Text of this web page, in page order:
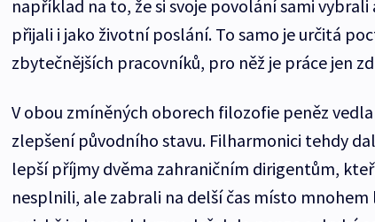
například na to, že si svoje povolání sami
přijali i jako životní poslání. To samo je určitá
zbytečnějších pracovníků, pro něž je práce jen
V obou zmíněných oborech filozofie peněz
zlepšení původního stavu. Filharmonici tehdy
lepší příjmy dvěma zahraničním dirigentům,
nesplnili, ale zabrali na delší čas místo